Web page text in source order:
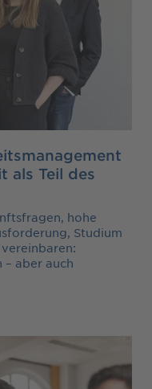
als Teil des
hohe
Studium
– aber auch